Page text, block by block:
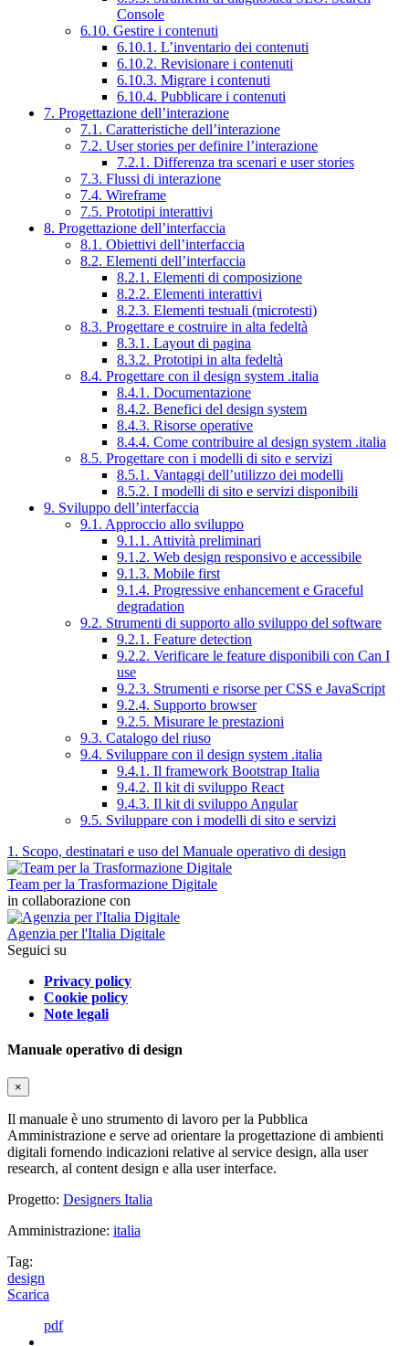
Console
6.10. Gestire i contenuti
6.10.1. L’inventario dei contenuti
6.10.2. Revisionare i contenuti
6.10.3. Migrare i contenuti
6.10.4. Pubblicare i contenuti
7. Progettazione dell’interazione
7.1. Caratteristiche dell’interazione
7.2. User stories per definire l’interazione
7.2.1. Differenza tra scenari e user stories
7.3. Flussi di interazione
7.4. Wireframe
7.5. Prototipi interattivi
8. Progettazione dell’interfaccia
8.1. Obiettivi dell’interfaccia
8.2. Elementi dell’interfaccia
8.2.1. Elementi di composizione
8.2.2. Elementi interattivi
8.2.3. Elementi testuali (microtesti)
8.3. Progettare e costruire in alta fedeltà
8.3.1. Layout di pagina
8.3.2. Prototipi in alta fedeltà
8.4. Progettare con il design system .italia
8.4.1. Documentazione
8.4.2. Benefici del design system
8.4.3. Risorse operative
8.4.4. Come contribuire al design system .italia
8.5. Progettare con i modelli di sito e servizi
8.5.1. Vantaggi dell’utilizzo dei modelli
8.5.2. I modelli di sito e servizi disponibili
9. Sviluppo dell’interfaccia
9.1. Approccio allo sviluppo
9.1.1. Attività preliminari
9.1.2. Web design responsivo e accessibile
9.1.3. Mobile first
9.1.4. Progressive enhancement e Graceful
degradation
9.2. Strumenti di supporto allo sviluppo del software
9.2.1. Feature detection
9.2.2. Verificare le feature disponibili con Can I
use
9.2.3. Strumenti e risorse per CSS e JavaScript
9.2.4. Supporto browser
9.2.5. Misurare le prestazioni
9.3. Catalogo del riuso
9.4. Sviluppare con il design system .italia
9.4.1. Il framework Bootstrap Italia
9.4.2. Il kit di sviluppo React
9.4.3. Il kit di sviluppo Angular
9.5. Sviluppare con i modelli di sito e servizi
1. Scopo, destinatari e uso del Manuale operativo di design
Team per la Trasformazione Digitale
in collaborazione con
Agenzia per l'Italia Digitale
Seguici su
Privacy policy
Cookie policy
Note legali
Manuale operativo di design
×
Il manuale è uno strumento di lavoro per la Pubblica
Amministrazione e serve ad orientare la progettazione di ambienti
digitali fornendo indicazioni relative al service design, alla user
research, al content design e alla user interface.
Progetto: Designers Italia
Amministrazione: italia
Tag:
design
Scarica
pdf